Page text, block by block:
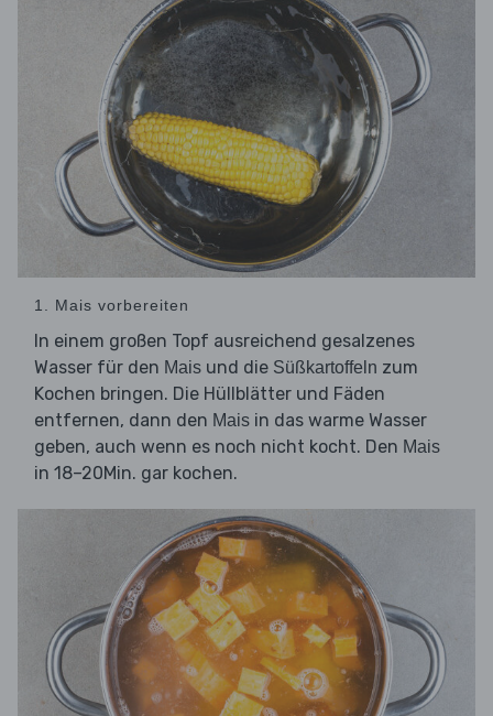
1. Mais vorbereiten
In einem großen Topf ausreichend gesalzenes
Wasser für den Mais und die Süßkartoffeln zum
Kochen bringen. Die Hüllblätter und Fäden
entfernen, dann den Mais in das warme Wasser
geben, auch wenn es noch nicht kocht. Den Mais
in 18–20Min. gar kochen.